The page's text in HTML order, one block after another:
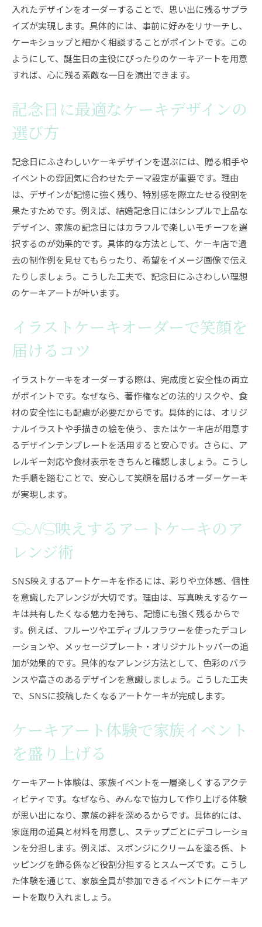
入れたデザインをオーダーすることで、思い出に残るサプラ
イズが実現します。具体的には、事前に好みをリサーチし、
ケーキショップと細かく相談することがポイントです。この
ようにして、誕生日の主役にぴったりのケーキアートを用意
すれば、心に残る素敵な一日を演出できます。
記念日に最適なケーキデザインの
選び方
記念日にふさわしいケーキデザインを選ぶには、贈る相手や
イベントの雰囲気に合わせたテーマ設定が重要です。理由
は、デザインが記憶に強く残り、特別感を際立たせる役割を
果たすためです。例えば、結婚記念日にはシンプルで上品な
デザイン、家族の記念日にはカラフルで楽しいモチーフを選
択するのが効果的です。具体的な方法として、ケーキ店で過
去の制作例を見せてもらったり、希望をイメージ画像で伝え
たりしましょう。こうした工夫で、記念日にふさわしい理想
のケーキアートが叶います。
イラストケーキオーダーで笑顔を
届けるコツ
イラストケーキをオーダーする際は、完成度と安全性の両立
がポイントです。なぜなら、著作権などの法的リスクや、食
材の安全性にも配慮が必要だからです。具体的には、オリジ
ナルイラストや手描きの絵を使う、またはケーキ店が用意す
るデザインテンプレートを活用すると安心です。さらに、ア
レルギー対応や食材表示をきちんと確認しましょう。こうし
た手順を踏むことで、安心して笑顔を届けるオーダーケーキ
が実現します。
SNS映えするアートケーキのア
レンジ術
SNS映えするアートケーキを作るには、彩りや立体感、個性
を意識したアレンジが大切です。理由は、写真映えするケー
キは共有したくなる魅力を持ち、記憶にも強く残るからで
す。例えば、フルーツやエディブルフラワーを使ったデコレ
ーションや、メッセージプレート・オリジナルトッパーの追
加が効果的です。具体的なアレンジ方法として、色彩のバラ
ンスや高さのあるデザインを意識しましょう。こうした工夫
で、SNSに投稿したくなるアートケーキが完成します。
ケーキアート体験で家族イベント
を盛り上げる
ケーキアート体験は、家族イベントを一層楽しくするアクテ
ィビティです。なぜなら、みんなで協力して作り上げる体験
が思い出になり、家族の絆を深めるからです。具体的には、
家庭用の道具と材料を用意し、ステップごとにデコレーショ
ンを分担します。例えば、スポンジにクリームを塗る係、ト
ッピングを飾る係など役割分担するとスムーズです。こうし
た体験を通じて、家族全員が参加できるイベントにケーキア
ートを取り入れましょう。